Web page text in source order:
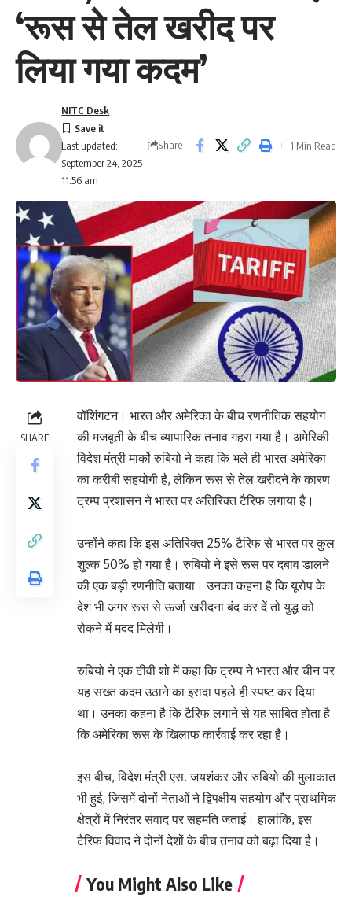
‘रूस से तेल खरीद पर
लिया गया कदम’
Last updated:
September 24, 2025
11:56 am
NITC Desk
Share 1 Min Read
SHARE
वॉशिंगटन। भारत और अमेरिका के बीच रणनीतिक सहयोग
की मजबूती के बीच व्यापारिक तनाव गहरा गया है। अमेरिकी
विदेश मंत्री मार्को रुबियो ने कहा कि भले ही भारत अमेरिका
का करीबी सहयोगी है, लेकिन रूस से तेल खरीदने के कारण
ट्रम्प प्रशासन ने भारत पर अतिरिक्त टैरिफ लगाया है।
उन्होंने कहा कि इस अतिरिक्त 25% टैरिफ से भारत पर कुल
शुल्क 50% हो गया है। रुबियो ने इसे रूस पर दबाव डालने
की एक बड़ी रणनीति बताया। उनका कहना है कि यूरोप के
देश भी अगर रूस से ऊर्जा खरीदना बंद कर दें तो युद्ध को
रोकने में मदद मिलेगी।
रुबियो ने एक टीवी शो में कहा कि ट्रम्प ने भारत और चीन पर
यह सख्त कदम उठाने का इरादा पहले ही स्पष्ट कर दिया
था। उनका कहना है कि टैरिफ लगाने से यह साबित होता है
कि अमेरिका रूस के खिलाफ कार्रवाई कर रहा है।
इस बीच, विदेश मंत्री एस. जयशंकर और रुबियो की मुलाकात
भी हुई, जिसमें दोनों नेताओं ने द्विपक्षीय सहयोग और प्राथमिक
क्षेत्रों में निरंतर संवाद पर सहमति जताई। हालांकि, इस
टैरिफ विवाद ने दोनों देशों के बीच तनाव को बढ़ा दिया है।
You Might Also Like